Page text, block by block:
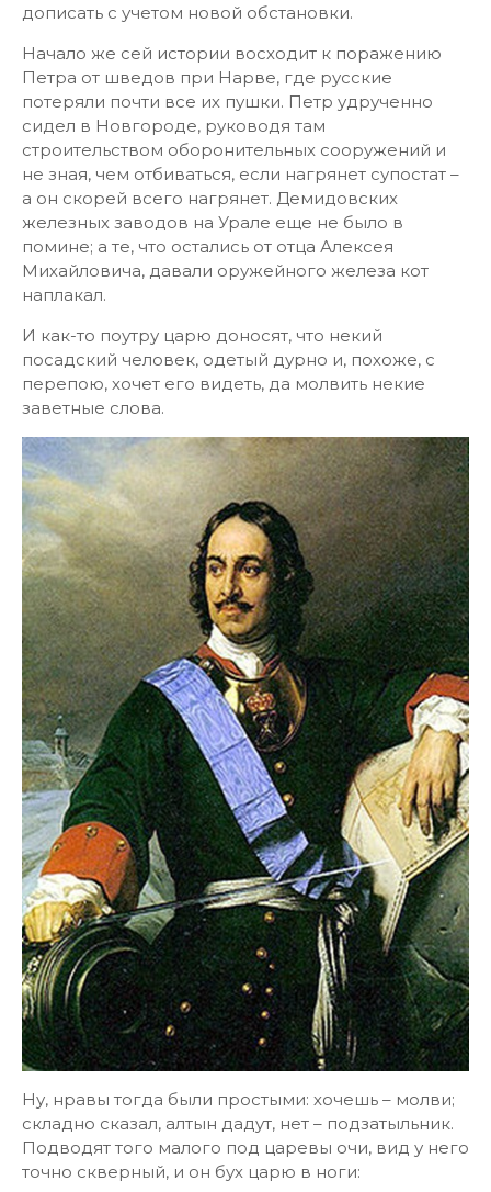
дописать с учетом новой обстановки.
Начало же сей истории восходит к поражению
Петра от шведов при Нарве, где русские
потеряли почти все их пушки. Петр удрученно
сидел в Новгороде, руководя там
строительством оборонительных сооружений и
не зная, чем отбиваться, если нагрянет супостат –
а он скорей всего нагрянет. Демидовских
железных заводов на Урале еще не было в
помине; а те, что остались от отца Алексея
Михайловича, давали оружейного железа кот
наплакал.
И как-то поутру царю доносят, что некий
посадский человек, одетый дурно и, похоже, с
перепою, хочет его видеть, да молвить некие
заветные слова.
Ну, нравы тогда были простыми: хочешь – молви;
складно сказал, алтын дадут, нет – подзатыльник.
Подводят того малого под царевы очи, вид у него
точно скверный, и он бух царю в ноги: